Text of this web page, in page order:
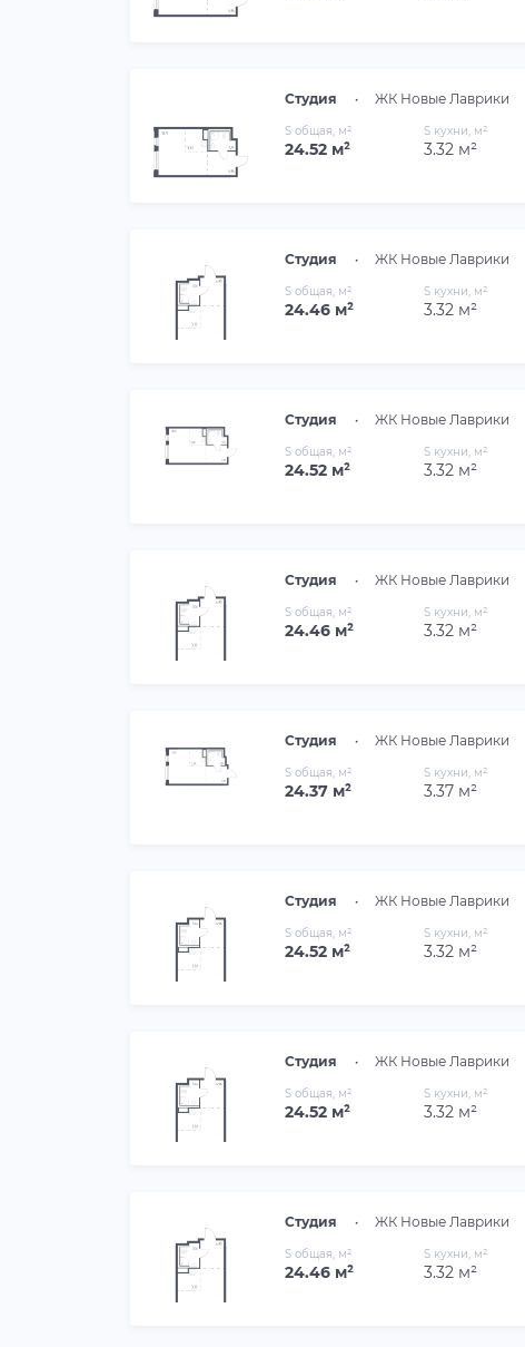
Студия • ЖК Новые Лаврики
S общая, м²
24.52 м²
S кухни, м²
3.32 м²
Студия • ЖК Новые Лаврики
S общая, м²
24.46 м²
S кухни, м²
3.32 м²
Студия • ЖК Новые Лаврики
S общая, м²
24.52 м²
S кухни, м²
3.32 м²
Студия • ЖК Новые Лаврики
S общая, м²
24.46 м²
S кухни, м²
3.32 м²
Студия • ЖК Новые Лаврики
S общая, м²
24.37 м²
S кухни, м²
3.37 м²
Студия • ЖК Новые Лаврики
S общая, м²
24.52 м²
S кухни, м²
3.32 м²
Студия • ЖК Новые Лаврики
S общая, м²
24.52 м²
S кухни, м²
3.32 м²
Студия • ЖК Новые Лаврики
S общая, м²
24.46 м²
S кухни, м²
3.32 м²